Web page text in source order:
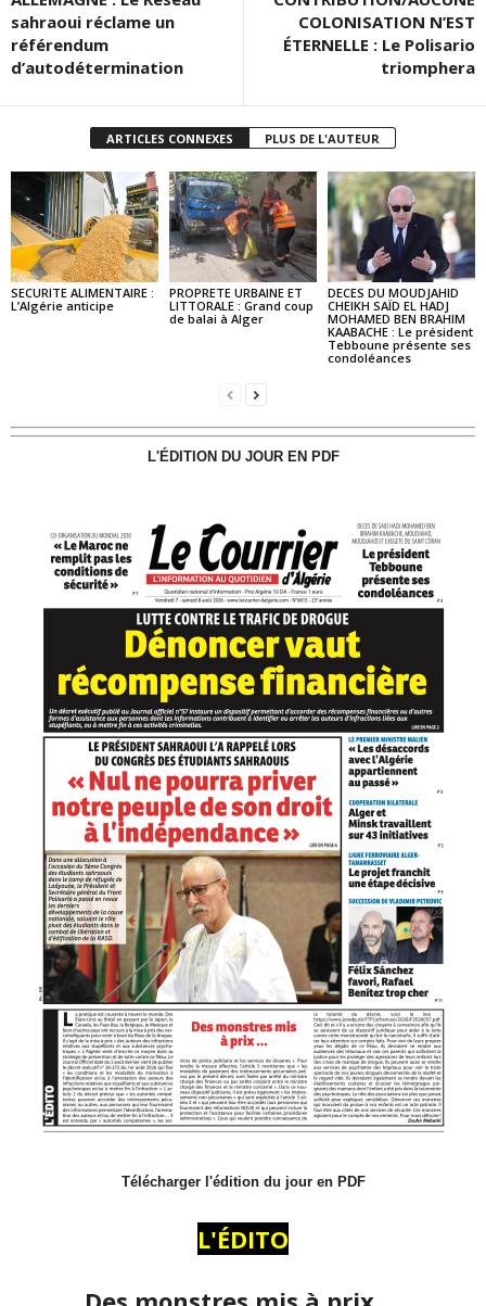
sahraoui réclame un
référendum
d’autodétermination
COLONISATION N’EST
ÉTERNELLE : Le Polisario
triomphera
ARTICLES CONNEXES PLUS DE L'AUTEUR
SECURITE ALIMENTAIRE :
L’Algérie anticipe
PROPRETE URBAINE ET
LITTORALE : Grand coup
de balai à Alger
DECES DU MOUDJAHID
CHEIKH SAÏD EL HADJ
MOHAMED BEN BRAHIM
KAABACHE : Le président
Tebboune présente ses
condoléances
L'ÉDITION DU JOUR EN PDF
Télécharger l'édition du jour en PDF
L'ÉDITO